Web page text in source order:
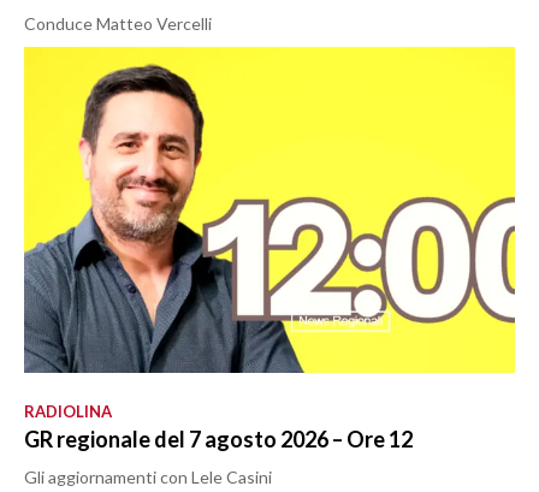
Conduce Matteo Vercelli
RADIOLINA
GR regionale del 7 agosto 2026 – Ore 12
Gli aggiornamenti con Lele Casini